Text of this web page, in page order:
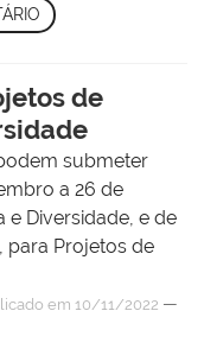
de
submeter
a 26 de
Diversidade, e de
para Projetos de
em 10/11/2022 —